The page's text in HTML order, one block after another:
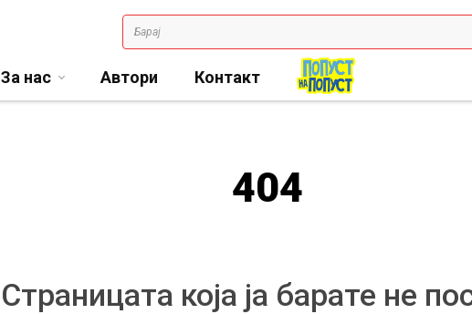
За нас Автори Контакт
404
Страницата која ја барате не